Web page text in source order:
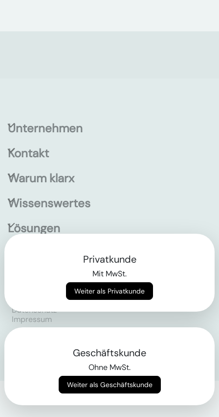
Unternehmen
Kontakt
Warum klarx
Wissenswertes
Lösungen
Empowering the future
Datenschutz
Impressum
Privatkunde
Mit MwSt.
Weiter als Privatkunde
Geschäftskunde
Ohne MwSt.
Weiter als Geschäftskunde